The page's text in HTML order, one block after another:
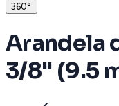
360°
Arandela
3/8" (9.5